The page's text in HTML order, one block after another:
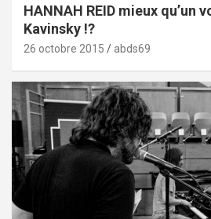
HANNAH REID mieux qu’un
Kavinsky !?
26 octobre 2015 abds69